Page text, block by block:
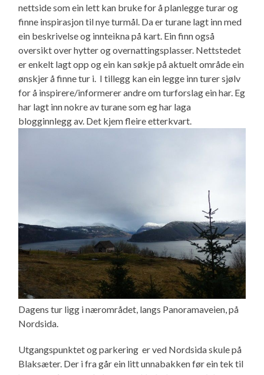
nettside som ein lett kan bruke for å planlegge turar og
finne inspirasjon til nye turmål. Da er turane lagt inn med
ein beskrivelse og innteikna på kart. Ein finn også
oversikt over hytter og overnattingsplasser. Nettstedet
er enkelt lagt opp og ein kan søkje på aktuelt område ein
ønskjer å finne tur i. I tillegg kan ein legge inn turer sjølv
for å inspirere/informerer andre om turforslag ein har. Eg
har lagt inn nokre av turane som eg har laga
blogginnlegg av. Det kjem fleire etterkvart.
Dagens tur ligg i nærområdet, langs Panoramaveien, på
Nordsida.
Utgangspunktet og parkering er ved Nordsida skule på
Blaksæter. Der i fra går ein litt unnabakken før ein tek til